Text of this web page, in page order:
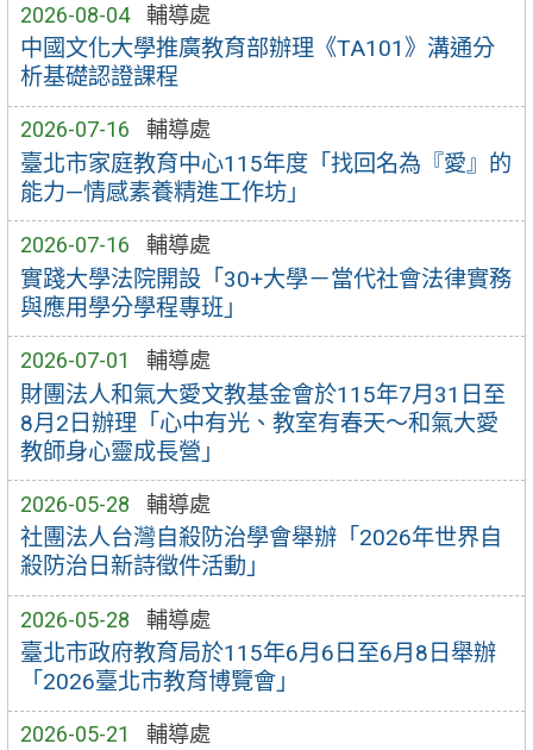
2026-08-04 輔導處
中國文化大學推廣教育部辦理《TA101》溝通分
析基礎認證課程
2026-07-16 輔導處
臺北市家庭教育中心115年度「找回名為『愛』的
能力—情感素養精進工作坊」
2026-07-16 輔導處
實踐大學法院開設「30+大學－當代社會法律實務
與應用學分學程專班」
2026-07-01 輔導處
財團法人和氣大愛文教基金會於115年7月31日至
8月2日辦理「心中有光、教室有春天～和氣大愛
教師身心靈成長營」
2026-05-28 輔導處
社團法人台灣自殺防治學會舉辦「2026年世界自
殺防治日新詩徵件活動」
2026-05-28 輔導處
臺北市政府教育局於115年6月6日至6月8日舉辦
「2026臺北市教育博覽會」
2026-05-21 輔導處